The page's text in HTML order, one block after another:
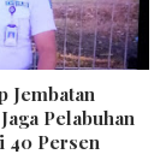
Jembatan
Pelabuhan
40 Persen